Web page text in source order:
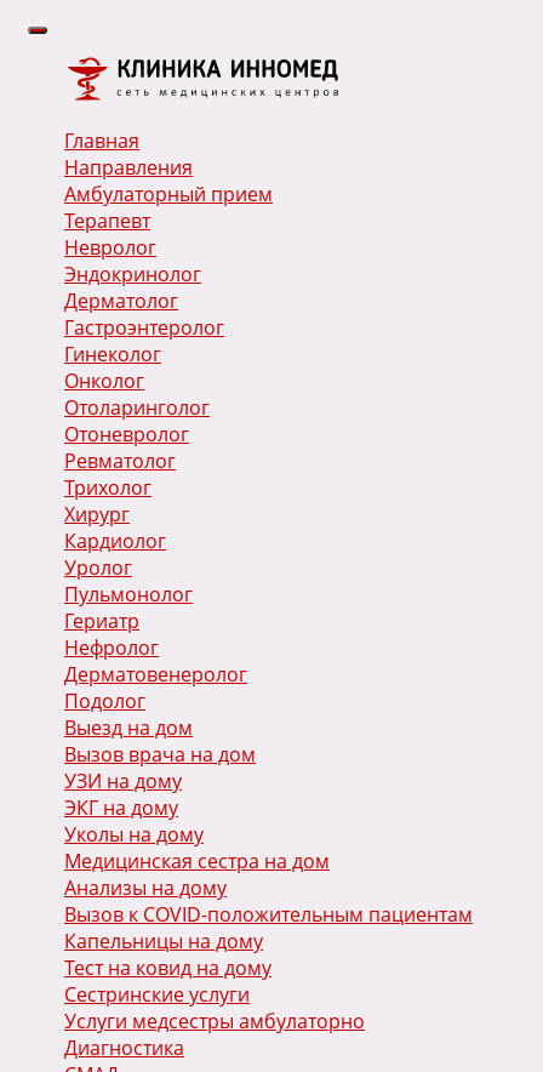
Главная
Направления
Амбулаторный прием
Терапевт
Невролог
Эндокринолог
Дерматолог
Гастроэнтеролог
Гинеколог
Онколог
Отоларинголог
Отоневролог
Ревматолог
Трихолог
Хирург
Кардиолог
Уролог
Пульмонолог
Гериатр
Нефролог
Дерматовенеролог
Подолог
Выезд на дом
Вызов врача на дом
УЗИ на дому
ЭКГ на дому
Уколы на дому
Медицинская сестра на дом
Анализы на дому
Вызов к COVID-положительным пациентам
Капельницы на дому
Тест на ковид на дому
Сестринские услуги
Услуги медсестры амбулаторно
Диагностика